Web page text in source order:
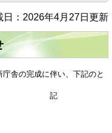
：2026年4月27日更新
舎の完成に伴い、下記のと